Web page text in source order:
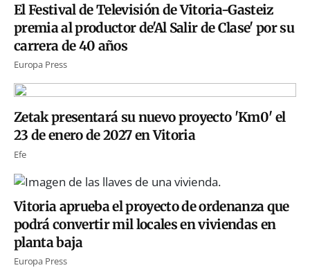
El Festival de Televisión de Vitoria-Gasteiz
premia al productor de'Al Salir de Clase' por su
carrera de 40 años
Europa Press
Zetak presentará su nuevo proyecto 'Km0' el
23 de enero de 2027 en Vitoria
Efe
Vitoria aprueba el proyecto de ordenanza que
podrá convertir mil locales en viviendas en
planta baja
Europa Press